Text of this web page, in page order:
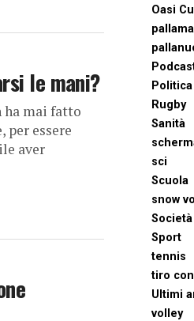
le mani?
mai fatto
per essere
aver
Oasi
Politica
Rugby
Sanità
sci
Scuola
snow
Società
Sport
tennis
tiro
Ultimi
volley